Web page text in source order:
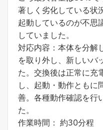
著しく劣化している状
起動しているのが不思
していました。
対応内容：本体を分解
を取り外し、新しいバ
た。交換後は正常に充
し、起動・動作ともに
善。各種動作確認を行
た。
作業時間： 約30分程